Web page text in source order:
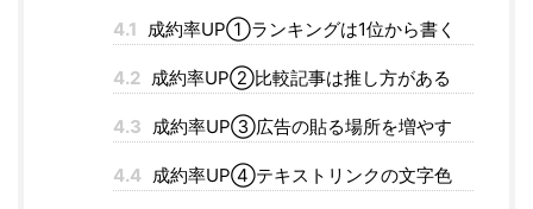
4.1 成約率UP①ランキングは1位から書く
4.2 成約率UP②比較記事は推し方がある
4.3 成約率UP③広告の貼る場所を増やす
4.4 成約率UP④テキストリンクの文字色